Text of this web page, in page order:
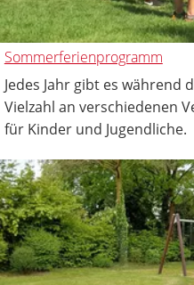
Sommerferienprogramm
Jedes Jahr gibt es während
Vielzahl an verschiedenen
für Kinder und Jugendliche.